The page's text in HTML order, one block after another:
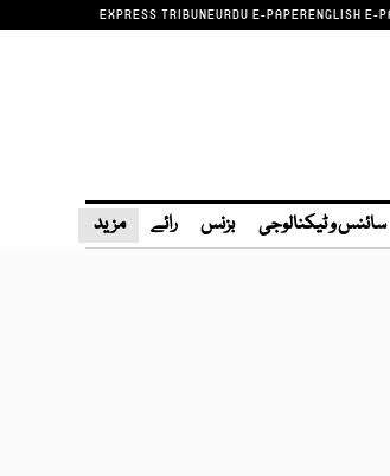
EXPRESS TRIBUNEURDU E-PAPERENGLISH E-
سائنس و ٹیکنالوجی بزنس رائے مزید